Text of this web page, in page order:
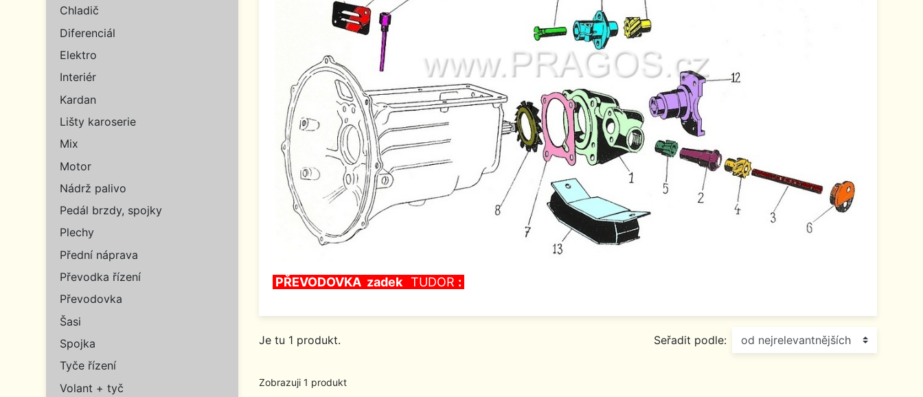
Chladič
Diferenciál
Elektro
Interiér
Kardan
Lišty karoserie
Mix
Motor
Nádrž palivo
Pedál brzdy, spojky
Plechy
Přední náprava
Převodka řízení
Převodovka
Šasi
Spojka
Tyče řízení
Volant + tyč
PŘEVODOVKA zadek TUDOR :
Je tu 1 produkt. Seřadit podle:
Zobrazuji 1 produkt